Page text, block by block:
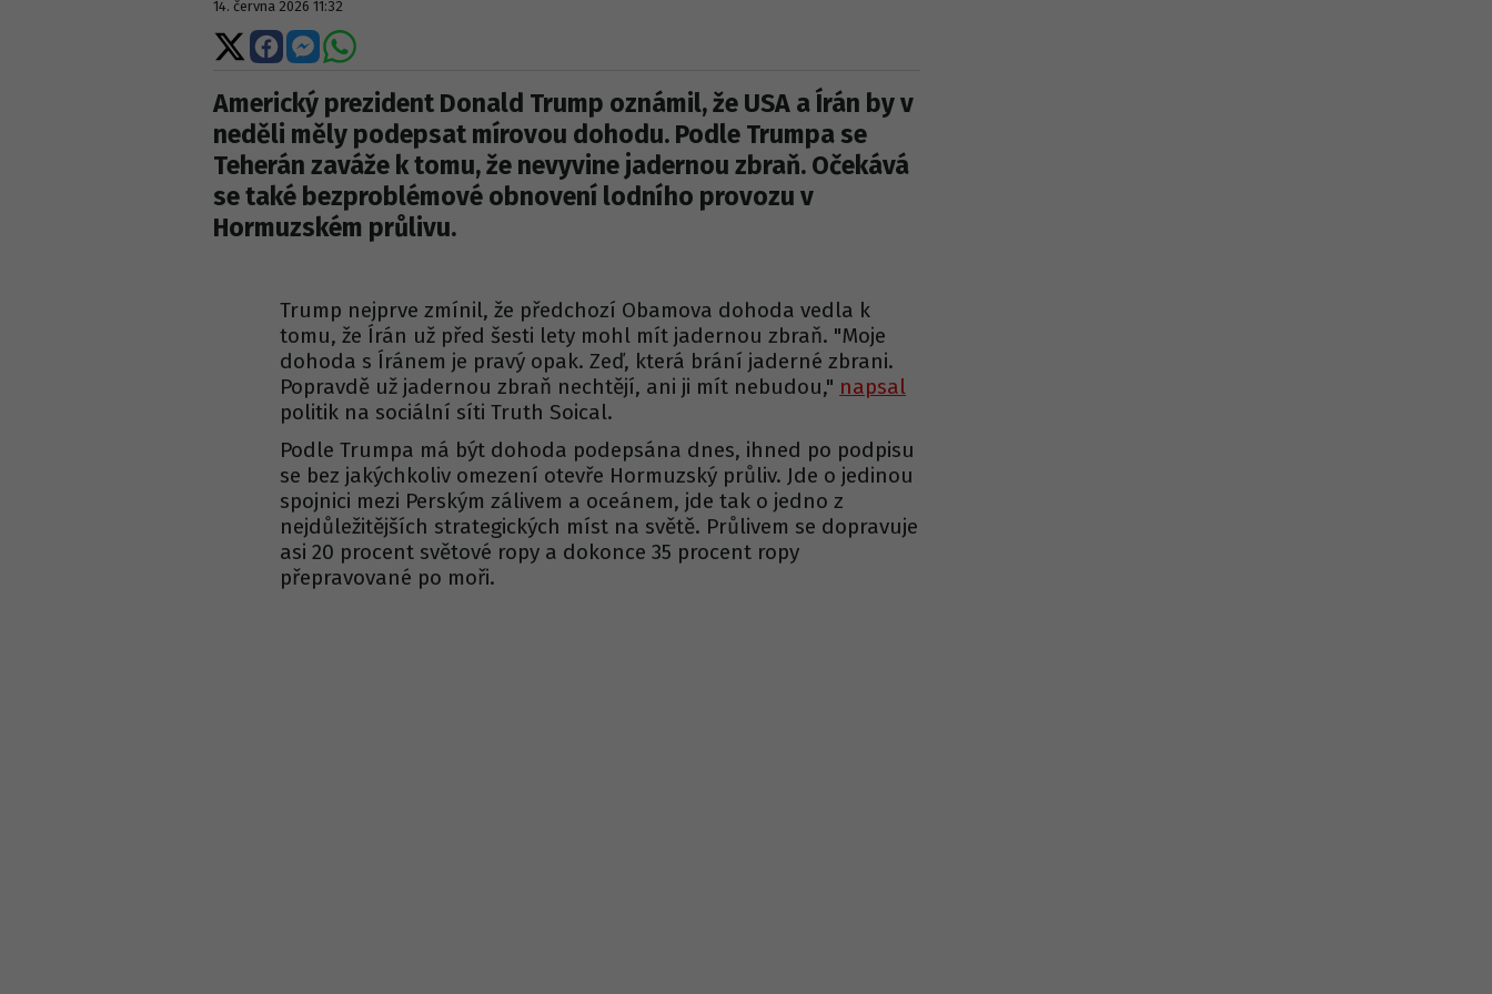
14. června 2026 11:32
Sdílet
na
Sdílet
na
Sdílet
na
Sdílet
Americký prezident Donald Trump oznámil, že USA a Írán by v
neděli měly podepsat mírovou dohodu. Podle Trumpa se
Teherán zaváže k tomu, že nevyvine jadernou zbraň. Očekává
se také bezproblémové obnovení lodního provozu v
Hormuzském průlivu.
Trump nejprve zmínil, že předchozí Obamova dohoda vedla k
tomu, že Írán už před šesti lety mohl mít jadernou zbraň. "Moje
dohoda s Íránem je pravý opak. Zeď, která brání jaderné zbrani.
Popravdě už jadernou zbraň nechtějí, ani ji mít nebudou," napsal
politik na sociální síti Truth Soical.
Podle Trumpa má být dohoda podepsána dnes, ihned po podpisu
se bez jakýchkoliv omezení otevře Hormuzský průliv. Jde o jedinou
spojnici mezi Perským zálivem a oceánem, jde tak o jedno z
nejdůležitějších strategických míst na světě. Průlivem se dopravuje
asi 20 procent světové ropy a dokonce 35 procent ropy
přepravované po moři.